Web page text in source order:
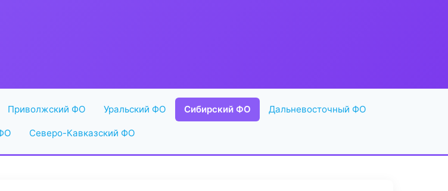
Приволжский ФО Уральский ФО Сибирский ФО Дальневосточный ФО
Северо-Кавказский ФО